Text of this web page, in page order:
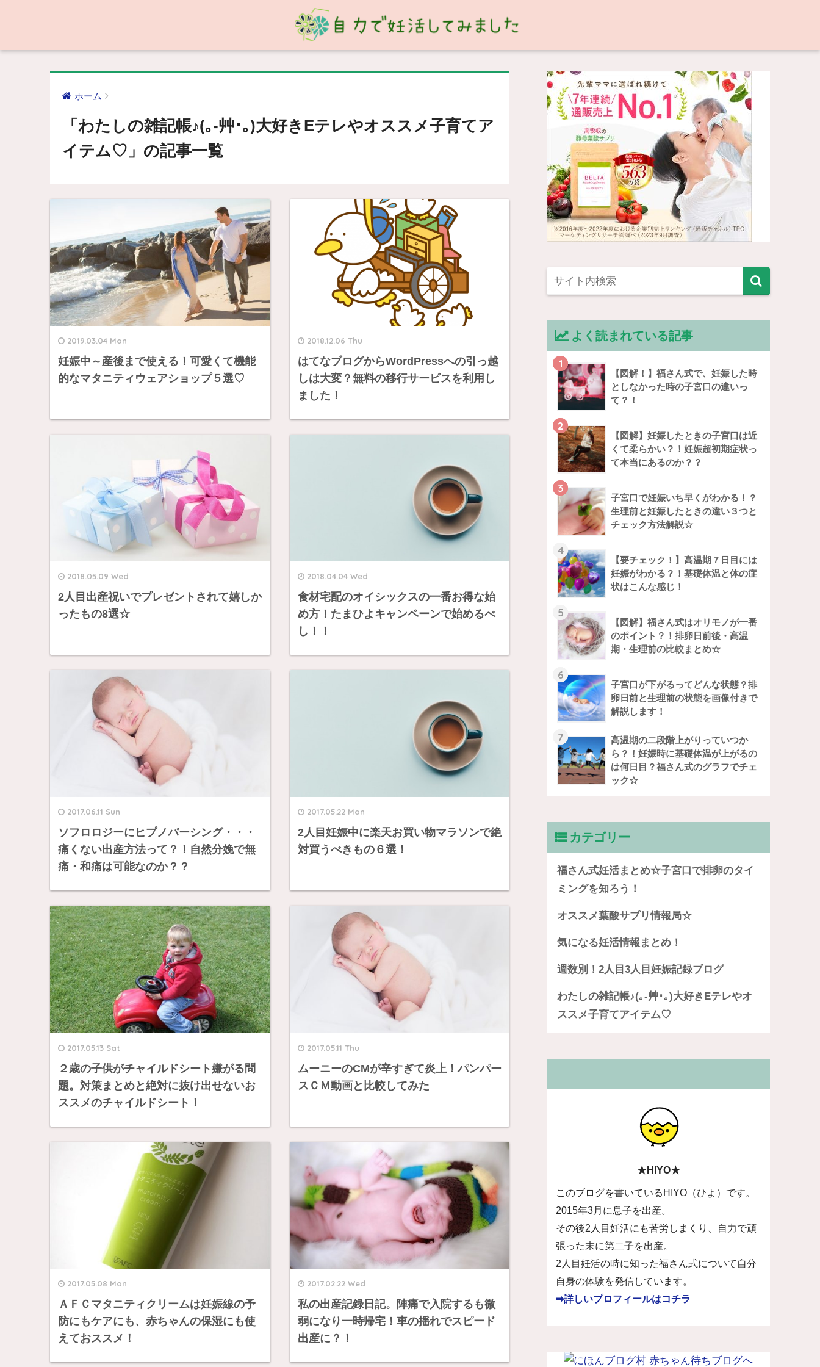
ホーム
「わたしの雑記帳♪(｡-艸･｡)大好きEテレやオススメ子育てア
イテム♡」の記事一覧
2019.03.04 Mon
妊娠中～産後まで使える！可愛くて機能
的なマタニティウェアショップ５選♡
2018.12.06 Thu
はてなブログからWordPressへの引っ越
しは大変？無料の移行サービスを利用し
ました！
2018.05.09 Wed
2人目出産祝いでプレゼントされて嬉しか
ったもの8選☆
2018.04.04 Wed
食材宅配のオイシックスの一番お得な始
め方！たまひよキャンペーンで始めるべ
し！！
2017.06.11 Sun
ソフロロジーにヒプノバーシング・・・
痛くない出産方法って？！自然分娩で無
痛・和痛は可能なのか？？
2017.05.22 Mon
2人目妊娠中に楽天お買い物マラソンで絶
対買うべきもの６選！
2017.05.13 Sat
２歳の子供がチャイルドシート嫌がる問
題。対策まとめと絶対に抜け出せないお
ススメのチャイルドシート！
2017.05.11 Thu
ムーニーのCMが辛すぎて炎上！パンパー
スＣＭ動画と比較してみた
2017.05.08 Mon
ＡＦＣマタニティクリームは妊娠線の予
防にもケアにも、赤ちゃんの保湿にも使
えておススメ！
2017.02.22 Wed
私の出産記録日記。陣痛で入院するも微
弱になり一時帰宅！車の揺れでスピード
出産に？！
よく読まれている記事
1
【図解！】福さん式で、妊娠した時
としなかった時の子宮口の違いっ
て？！
2
【図解】妊娠したときの子宮口は近
くて柔らかい？！妊娠超初期症状っ
て本当にあるのか？？
3
子宮口で妊娠いち早くがわかる！？
生理前と妊娠したときの違い３つと
チェック方法解説☆
4
【要チェック！】高温期７日目には
妊娠がわかる？！基礎体温と体の症
状はこんな感じ！
5
【図解】福さん式はオリモノが一番
のポイント？！排卵日前後・高温
期・生理前の比較まとめ☆
6
子宮口が下がるってどんな状態？排
卵日前と生理前の状態を画像付きで
解説します！
7
高温期の二段階上がりっていつか
ら？！妊娠時に基礎体温が上がるの
は何日目？福さん式のグラフでチェ
ック☆
カテゴリー
福さん式妊活まとめ☆子宮口で排卵のタイ
ミングを知ろう！
オススメ葉酸サプリ情報局☆
気になる妊活情報まとめ！
週数別！2人目3人目妊娠記録ブログ
わたしの雑記帳♪(｡-艸･｡)大好きEテレやオ
ススメ子育てアイテム♡
★HIYO★
このブログを書いているHIYO（ひよ）です。
2015年3月に息子を出産。
その後2人目妊活にも苦労しまくり、自力で頑
張った末に第二子を出産。
2人目妊活の時に知った福さん式について自分
自身の体験を発信しています。
➡詳しいプロフィールはコチラ